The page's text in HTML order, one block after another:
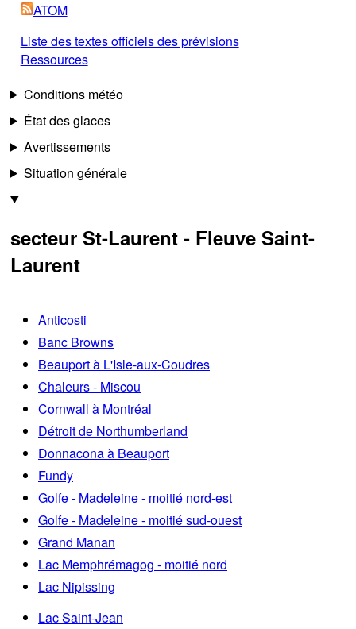
ATOM
Liste des textes officiels des prévisions
Ressources
Conditions météo
État des glaces
Avertissements
Situation générale
secteur St-Laurent - Fleuve Saint-
Laurent
Anticosti
Banc Browns
Beauport à L'Isle-aux-Coudres
Chaleurs - Miscou
Cornwall à Montréal
Détroit de Northumberland
Donnacona à Beauport
Fundy
Golfe - Madeleine - moitié nord-est
Golfe - Madeleine - moitié sud-ouest
Grand Manan
Lac Memphrémagog - moitié nord
Lac Nipissing
Lac Saint-Jean